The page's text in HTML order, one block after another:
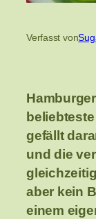
Verfasst von
gefällt
und die
aber kein
einem